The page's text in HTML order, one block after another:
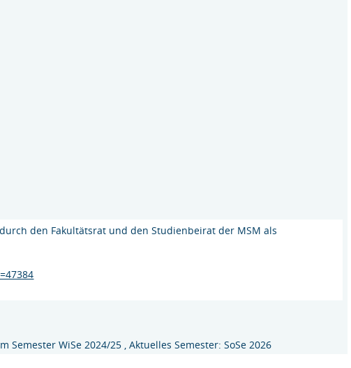
den Fakultätsrat und den Studienbeirat der MSM als
WiSe 2024/25 , Aktuelles Semester: SoSe 2026